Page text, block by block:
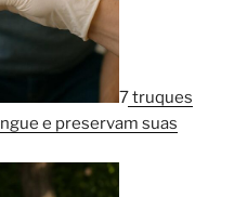
7 truques
e preservam suas